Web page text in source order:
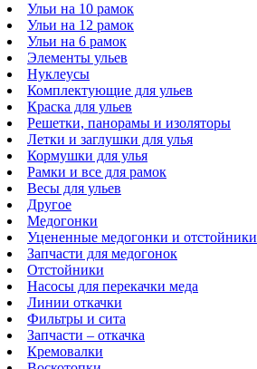
Ульи на 10 рамок
Ульи на 12 рамок
Ульи на 6 рамок
Элементы ульев
Нуклеусы
Комплектующие для ульев
Краска для ульев
Решетки, панорамы и изоляторы
Летки и заглушки для улья
Кормушки для улья
Рамки и все для рамок
Весы для ульев
Другое
Медогонки
Уцененные медогонки и отстойники
Запчасти для медогонок
Отстойники
Насосы для перекачки меда
Линии откачки
Фильтры и сита
Запчасти – откачка
Кремовалки